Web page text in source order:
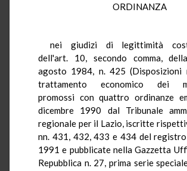
ORDINANZA
nei giudizi di legittimità
dell'art. 10, secondo comma,
agosto 1984, n. 425 (Disposizioni
trattamento economico dei
promossi con quattro ordinanze
dicembre 1990 dal Tribunale
regionale per il Lazio, iscritte
nn. 431, 432, 433 e 434 del
1991 e pubblicate nella Gazzetta
Repubblica n. 27, prima serie